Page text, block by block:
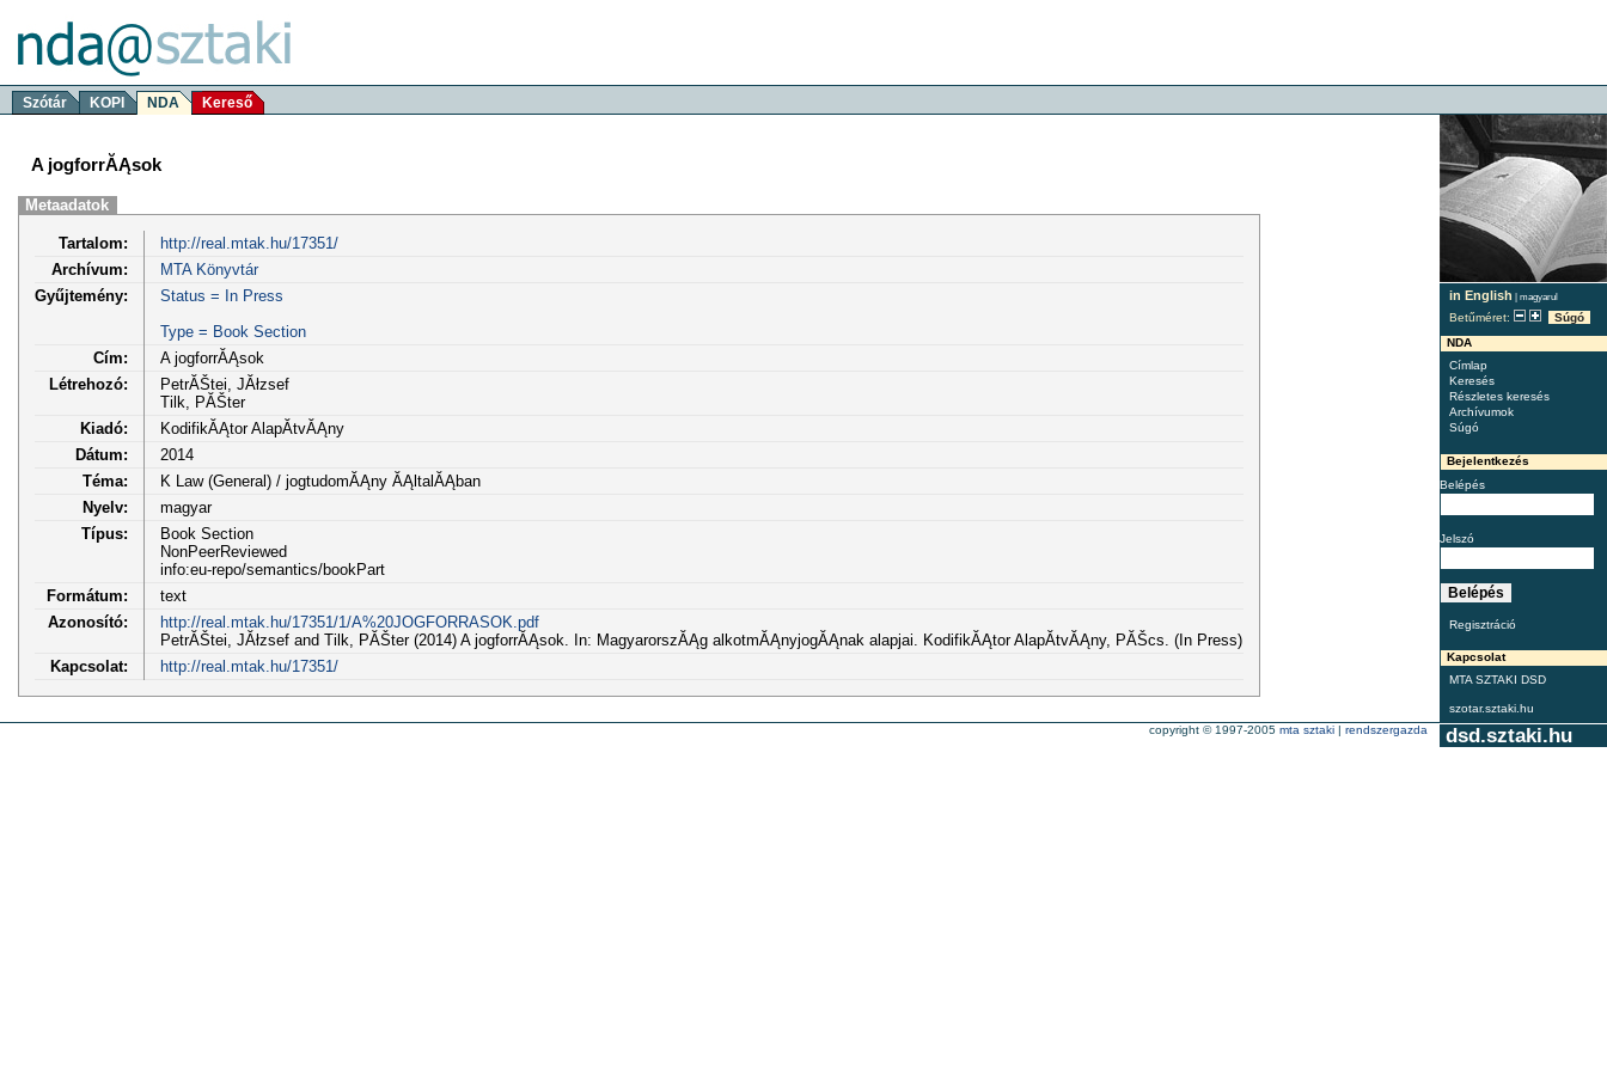
Szótár KOPI NDA Kereső
in English | magyarul
Betűméret:
Súgó
NDA
Címlap
Keresés
Részletes keresés
Archívumok
Súgó
Bejelentkezés
Belépés
Jelszó
Regisztráció
Kapcsolat
MTA SZTAKI DSD
szotar.sztaki.hu
A jogforrĂĄsok
Metaadatok
Tartalom:
http://real.mtak.hu/17351/
Archívum:
MTA Könyvtár
Gyűjtemény:
Status = In Press
Type = Book Section
Cím:
A jogforrĂĄsok
Létrehozó:
PetrĂŠtei, JĂłzsef
Tilk, PĂŠter
Kiadó:
KodifikĂĄtor AlapĂ­tvĂĄny
Dátum:
2014
Téma:
K Law (General) / jogtudomĂĄny ĂĄltalĂĄban
Nyelv:
magyar
Típus:
Book Section
NonPeerReviewed
info:eu-repo/semantics/bookPart
Formátum:
text
Azonosító:
http://real.mtak.hu/17351/1/A%20JOGFORRASOK.pdf
PetrĂŠtei, JĂłzsef and Tilk, PĂŠter (2014) A jogforrĂĄsok. In: MagyarorszĂĄg alkotmĂĄnyjogĂĄnak alapjai. KodifikĂĄtor AlapĂ­tvĂĄny, PĂŠcs. (In Press)
Kapcsolat:
http://real.mtak.hu/17351/
dsd.sztaki.hu
copyright © 1997-2005 mta sztaki | rendszergazda